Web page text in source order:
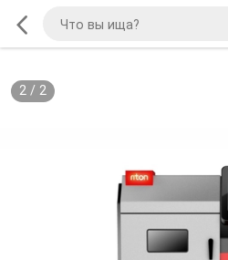
2/ 2